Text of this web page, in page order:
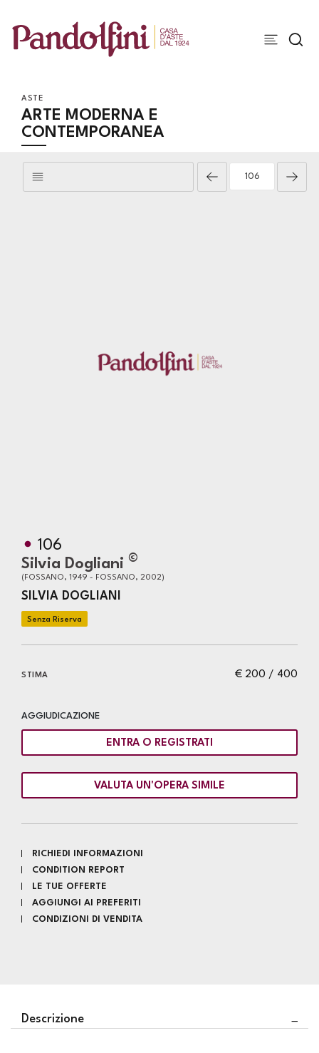
ASTE
ARTE MODERNA E
CONTEMPORANEA
106
Silvia Dogliani ©
(FOSSANO, 1949 - FOSSANO, 2002)
SILVIA DOGLIANI
€ 200 / 400
STIMA
AGGIUDICAZIONE
ENTRA O REGISTRATI
VALUTA UN'OPERA SIMILE
RICHIEDI INFORMAZIONI
CONDITION REPORT
LE TUE OFFERTE
AGGIUNGI AI PREFERITI
CONDIZIONI DI VENDITA
Descrizione